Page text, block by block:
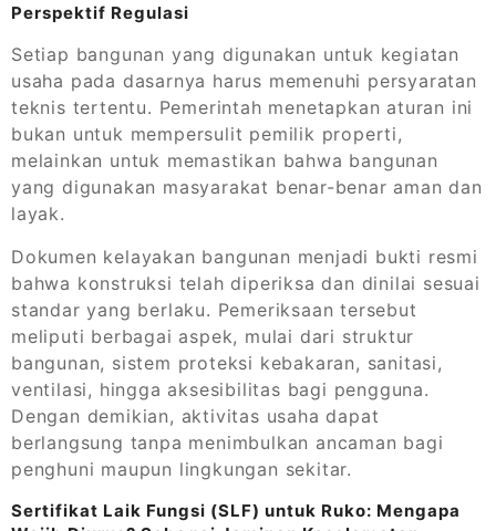
Perspektif Regulasi
Setiap bangunan yang digunakan untuk kegiatan
usaha pada dasarnya harus memenuhi persyaratan
teknis tertentu. Pemerintah menetapkan aturan ini
bukan untuk mempersulit pemilik properti,
melainkan untuk memastikan bahwa bangunan
yang digunakan masyarakat benar-benar aman dan
layak.
Dokumen kelayakan bangunan menjadi bukti resmi
bahwa konstruksi telah diperiksa dan dinilai sesuai
standar yang berlaku. Pemeriksaan tersebut
meliputi berbagai aspek, mulai dari struktur
bangunan, sistem proteksi kebakaran, sanitasi,
ventilasi, hingga aksesibilitas bagi pengguna.
Dengan demikian, aktivitas usaha dapat
berlangsung tanpa menimbulkan ancaman bagi
penghuni maupun lingkungan sekitar.
Sertifikat Laik Fungsi (SLF) untuk Ruko: Mengapa